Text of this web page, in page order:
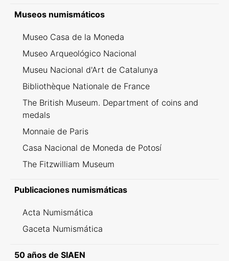
Museos numismáticos
Museo Casa de la Moneda
Museo Arqueológico Nacional
Museu Nacional d'Art de Catalunya
Bibliothèque Nationale de France
The British Museum. Department of coins and
medals
Monnaie de Paris
Casa Nacional de Moneda de Potosí
The Fitzwilliam Museum
Publicaciones numismáticas
Acta Numismática
Gaceta Numismática
50 años de SIAEN